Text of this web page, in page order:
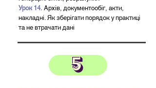
Урок 14. Архів, документообіг, акти,
накладні. Як зберігати порядок у практиці
та не втрачати дані